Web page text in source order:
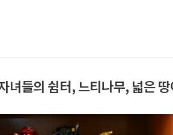
녀들의 쉼터, 느티나무, 넓은